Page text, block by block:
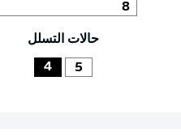
8
حالات التسلل
5
4